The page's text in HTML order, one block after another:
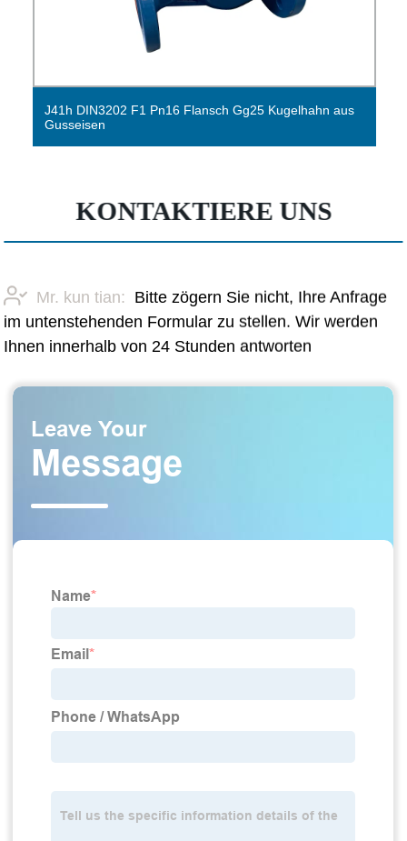
J41h DIN3202 F1 Pn16 Flansch Gg25 Kugelhahn aus
Gusseisen
KONTAKTIERE UNS
Mr. kun tian: Bitte zögern Sie nicht, Ihre Anfrage
im untenstehenden Formular zu stellen. Wir werden
Ihnen innerhalb von 24 Stunden antworten